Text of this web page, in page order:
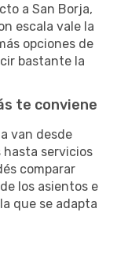
a San Borja,
escala vale la
opciones de
bastante la
te conviene
van desde
hasta servicios
comparar
los asientos e
que se adapta